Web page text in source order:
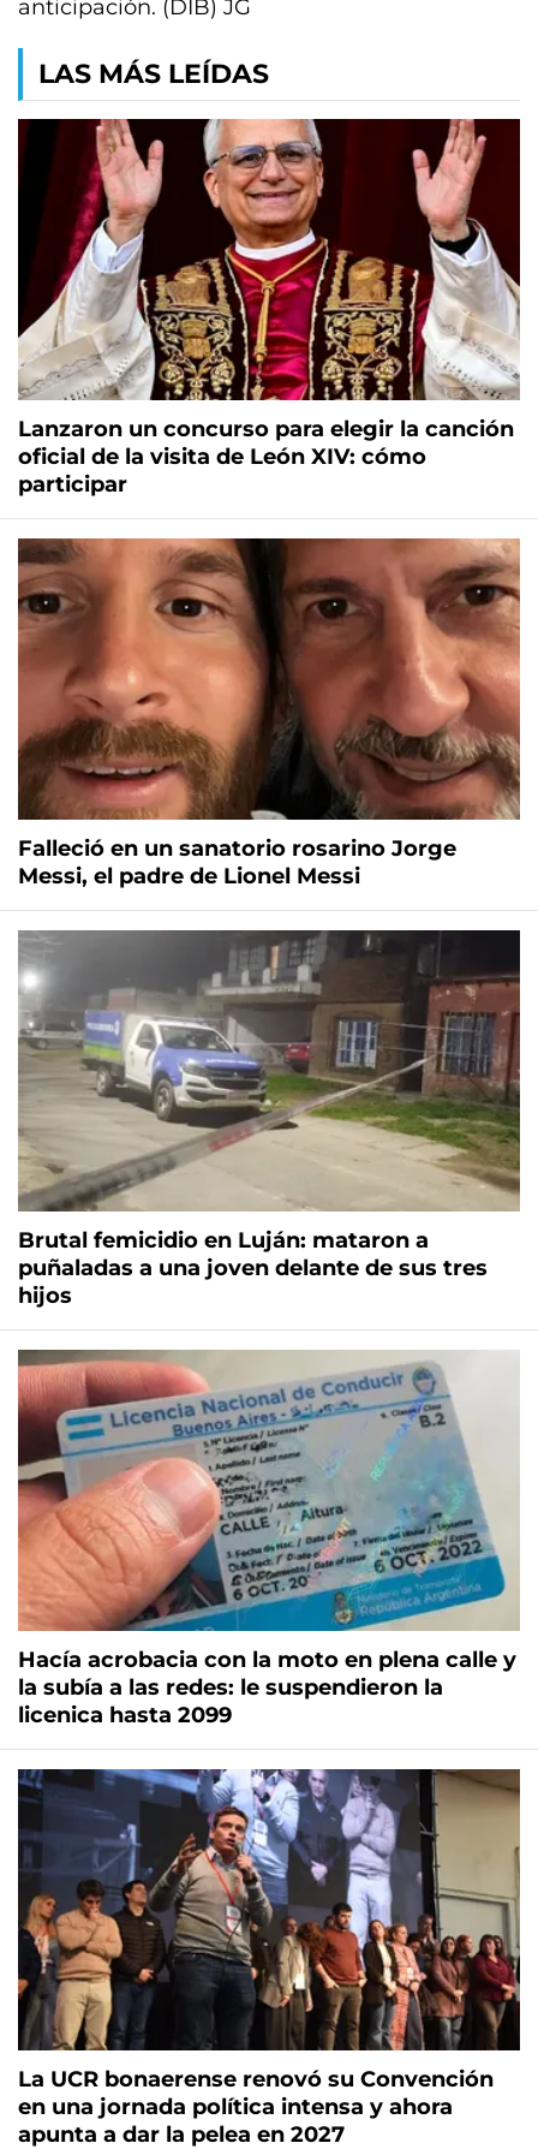
anticipación. (DIB) JG
LAS MÁS LEÍDAS
Lanzaron un concurso para elegir la canción
oficial de la visita de León XIV: cómo
participar
Falleció en un sanatorio rosarino Jorge
Messi, el padre de Lionel Messi
Brutal femicidio en Luján: mataron a
puñaladas a una joven delante de sus tres
hijos
Hacía acrobacia con la moto en plena calle y
la subía a las redes: le suspendieron la
licenica hasta 2099
La UCR bonaerense renovó su Convención
en una jornada política intensa y ahora
apunta a dar la pelea en 2027